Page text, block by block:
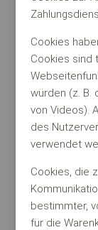
Cookies
Cookies sind
würden (z. B.
von Videos).
des
verwendet
Cookies, die
bestimmter,
für die